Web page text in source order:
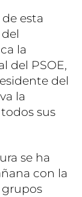
esta
la
del PSOE,
del
la
sus
se ha
con la